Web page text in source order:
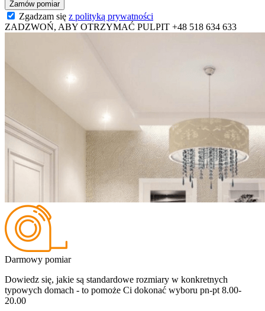
Zgadzam się z polityką prywatności
ZADZWOŃ, ABY OTRZYMAĆ PULPIT +48 518 634 633
Darmowy pomiar
Dowiedz się, jakie są standardowe rozmiary w konkretnych
typowych domach - to pomoże Ci dokonać wyboru pn-pt 8.00-
20.00